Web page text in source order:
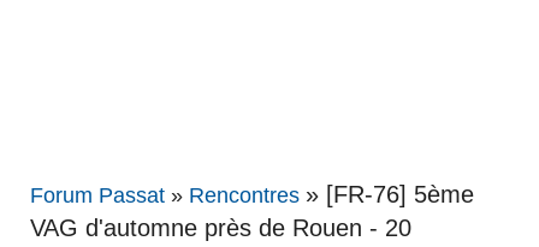
Forum Passat » Rencontres » [FR-76] 5ème
VAG d'automne près de Rouen - 20